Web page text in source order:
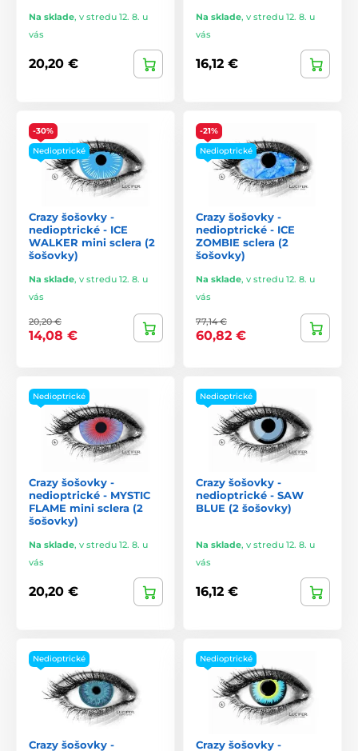
Na sklade, v stredu 12. 8. u
vás
20,20 €
Na sklade, v stredu 12. 8. u
vás
16,12 €
-30%
Nedioptrické
Crazy šošovky -
nedioptrické - ICE
WALKER mini sclera (2
šošovky)
Na sklade, v stredu 12. 8. u
vás
20,20 €
14,08 €
-21%
Nedioptrické
Crazy šošovky -
nedioptrické - ICE
ZOMBIE sclera (2
šošovky)
Na sklade, v stredu 12. 8. u
vás
77,14 €
60,82 €
Nedioptrické
Crazy šošovky -
nedioptrické - MYSTIC
FLAME mini sclera (2
šošovky)
Na sklade, v stredu 12. 8. u
vás
20,20 €
Nedioptrické
Crazy šošovky -
nedioptrické - SAW
BLUE (2 šošovky)
Na sklade, v stredu 12. 8. u
vás
16,12 €
Nedioptrické
Crazy šošovky -
Nedioptrické
Crazy šošovky -